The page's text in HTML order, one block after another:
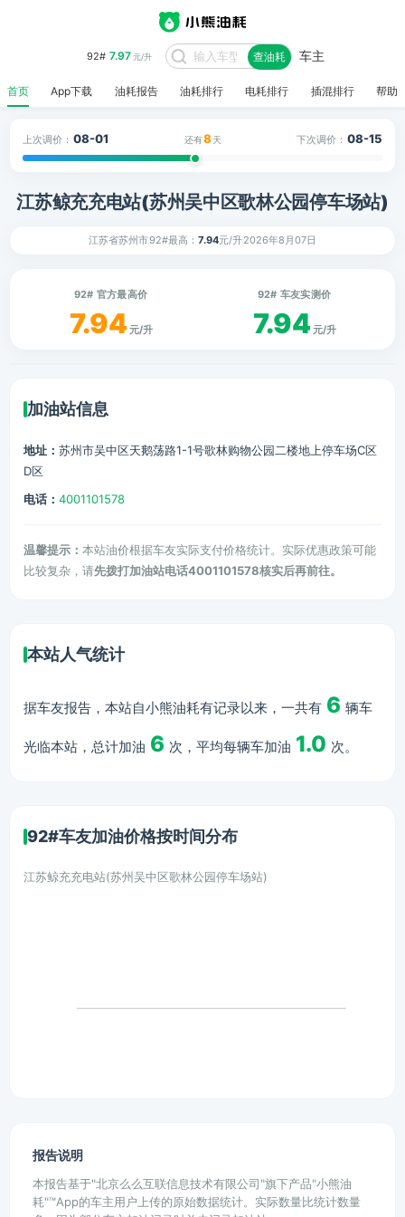
92# 7.97元/升 查油耗 车主
首页 App下载 油耗报告 油耗排行 电耗排行 插混排行 帮助
上次调价： 08-01 还有8 天 下次调价： 08-15
江苏鲸充充电站(苏州吴中区歌林公园停车场站)
江苏省苏州市92#最高： 7.94元/升2026年8月07日
92# 官方最高价
7.94 元/升
92# 车友实测价
7.94 元/升
加油站信息
地址： 苏州市吴中区天鹅荡路1-1号歌林购物公园二楼地上停车场C区
D区
电话： 4001101578
温馨提示： 本站油价根据车友实际支付价格统计。实际优惠政策可能
比较复杂，请先拨打加油站电话4001101578核实后再前往。
本站人气统计
据车友报告，本站自小熊油耗有记录以来，一共有 6 辆车
光临本站，总计加油 6 次，平均每辆车加油 1.0 次。
92#车友加油价格按时间分布
江苏鲸充充电站(苏州吴中区歌林公园停车场站)
报告说明
本报告基于"北京么么互联信息技术有限公司"旗下产品"小熊油
耗"™App的车主用户上传的原始数据统计。实际数量比统计数量